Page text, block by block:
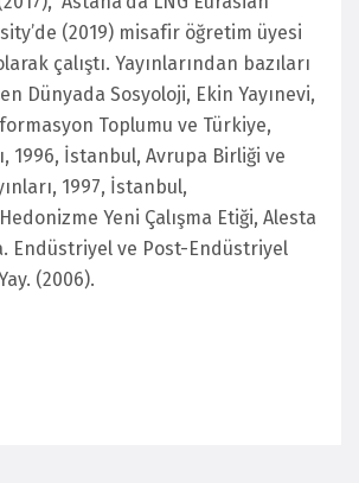
(2019) misafir öğretim üyesi
çalıştı. Yayınlarından bazıları
Dünyada Sosyoloji, Ekin Yayınevi,
Toplumu ve Türkiye,
1996, İstanbul, Avrupa Birliği ve
1997, İstanbul,
Yeni Çalışma Etiği, Alesta
Endüstriyel ve Post-Endüstriyel
(2006).